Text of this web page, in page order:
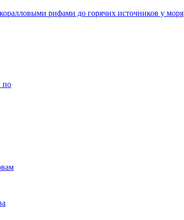
рифами до горячих источников у моря